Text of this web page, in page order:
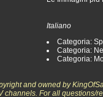
Italiano
Categoria:
Categoria:
Categoria:
and owned by
For all questions/